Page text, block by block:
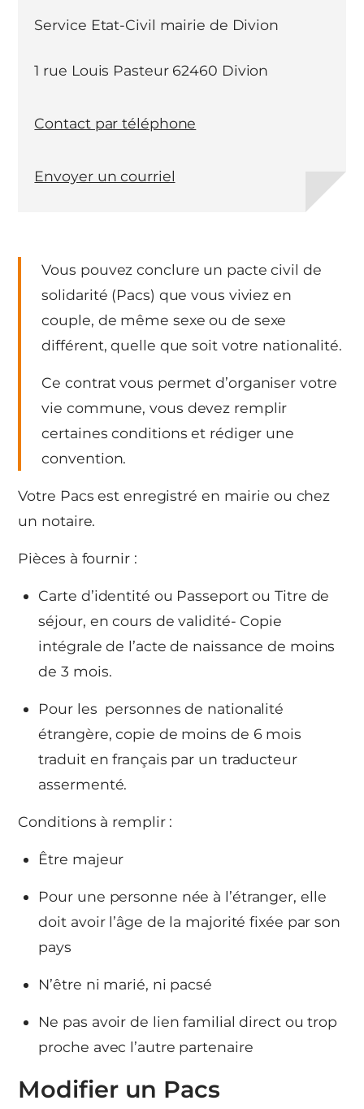
Vous pouvez conclure un pacte civil de
solidarité (Pacs) que vous viviez en
couple, de même sexe ou de sexe
différent, quelle que soit votre nationalité.
Ce contrat vous permet d’organiser votre
vie commune, vous devez remplir
certaines conditions et rédiger une
convention.
Votre Pacs est enregistré en mairie ou chez
un notaire.
Pièces à fournir :
Carte d’identité ou Passeport ou Titre de
séjour, en cours de validité- Copie
intégrale de l’acte de naissance de moins
de 3 mois.
Pour les personnes de nationalité
étrangère, copie de moins de 6 mois
traduit en français par un traducteur
assermenté.
Conditions à remplir :
Être majeur
Pour une personne née à l’étranger, elle
doit avoir l’âge de la majorité fixée par son
pays
N’être ni marié, ni pacsé
Ne pas avoir de lien familial direct ou trop
proche avec l’autre partenaire
Modifier un Pacs
Service Etat-Civil mairie de Divion
1 rue Louis Pasteur 62460 Divion
Contact par téléphone
Envoyer un courriel